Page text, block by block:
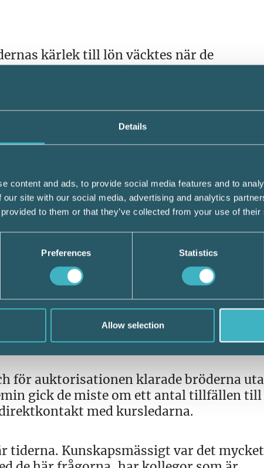
Details
content and ads, to provide social media features and to
our site with our social media, advertising and analytics
to them or that they’ve collected from your use of
Preferences Statistics
Allow selection
kärlek till lön väcktes när de
en YH-utbildning i Iterums regi.
Lönekonsult pryder varje CV
att söka auktorisation redan fattat.
av arbetsgivaren. Argiris fick stå
inom redovisning, men
min del kommer jag se till att nämna
åt både mig och byrån, berättar
men Argiris är på väg till ett nytt jobb
många kundkontakter.
att jag håller på att bli auktoriserad och
mig också var det. Det satt ganska bra.
för auktorisationen klarade bröderna
gick de miste om ett antal tillfällen till
med kursledarna.
tiderna. Kunskapsmässigt var det